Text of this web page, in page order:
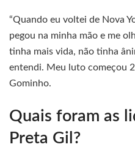
“Quando eu voltei de Nova
pegou na minha mão e me
tinha mais vida, não tinha
entendi. Meu luto começou 2
Gominho.
Quais foram as
Preta Gil?